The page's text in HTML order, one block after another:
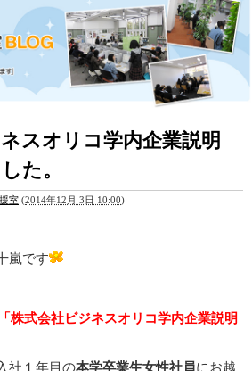
ネスオリコ学内企業説明
た。
室 (2014年12月 3日 10:00)
嵐です
「株式会社ビジネスオリコ学内企業説明
社１年目の本学卒業生女性社員にお越